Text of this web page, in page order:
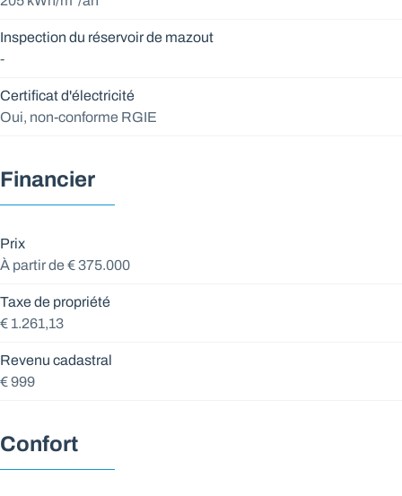
Inspection du réservoir de mazout
-
Certificat d'électricité
Oui, non-conforme RGIE
Financier
Prix
À partir de € 375.000
Taxe de propriété
€ 1.261,13
Revenu cadastral
€ 999
Confort